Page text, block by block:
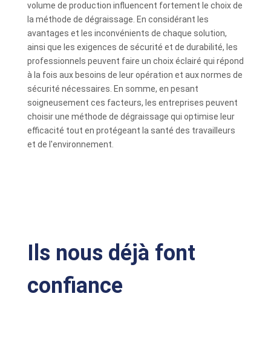
volume de production influencent fortement le choix de
la méthode de dégraissage. En considérant les
avantages et les inconvénients de chaque solution,
ainsi que les exigences de sécurité et de durabilité, les
professionnels peuvent faire un choix éclairé qui répond
à la fois aux besoins de leur opération et aux normes de
sécurité nécessaires. En somme, en pesant
soigneusement ces facteurs, les entreprises peuvent
choisir une méthode de dégraissage qui optimise leur
efficacité tout en protégeant la santé des travailleurs
et de l'environnement.
Ils nous déjà font
confiance